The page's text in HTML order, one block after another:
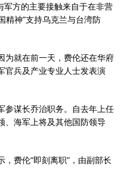
方的主要接触来自于在非营
精神”支持乌克兰与台湾防
为就在前一天，费伦还在华府
官兵及产业专业人士发表演
参谋长乔治职务。自去年上任
、海军上将及其他国防领导
费伦“即刻离职”，由副部长